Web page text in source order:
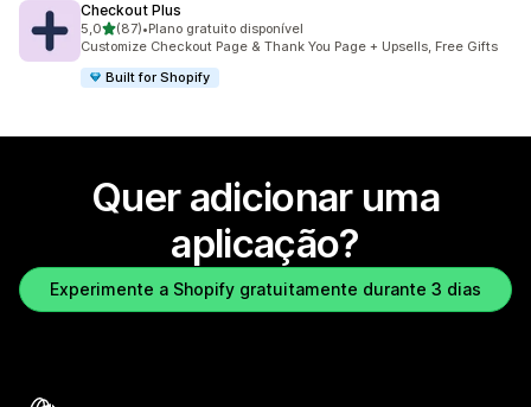
Checkout Plus
5,0de 5 estrelas
(87)
87 total de avaliações
•Plano gratuito disponível
Customize Checkout Page & Thank You Page + Upsells, Free Gifts
Built for Shopify
Quer adicionar uma
aplicação?
Experimente a Shopify gratuitamente durante 3 dias